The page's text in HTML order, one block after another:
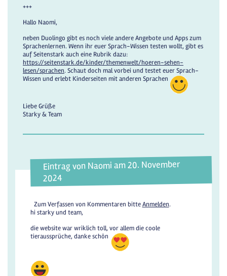
+++
Hallo Naomi,
neben Duolingo gibt es noch viele andere Angebote und Apps zum
Sprachenlernen. Wenn ihr euer Sprach-Wissen testen wollt, gibt es
auf Seitenstark auch eine Rubrik dazu:
https://seitenstark.de/kinder/themenwelt/hoeren-sehen-
lesen/sprachen. Schaut doch mal vorbei und testet euer Sprach-
Wissen und erlebt Kinderseiten mit anderen Sprachen
Liebe Grüße
Starky & Team
Eintrag von Naomi am 20. November
2024
Zum Verfassen von Kommentaren bitteAnmelden.
hi starky und team,
die website war wriklich toll, vor allem die coole
tieraussprüche, danke schön